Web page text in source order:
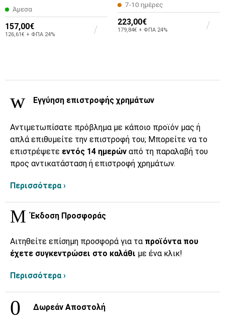
Άμεσα
157,00€
126,61€ + ΦΠΑ 24%
7-10 ημέρες
223,00€
179,84€ + ΦΠΑ 24%
Εγγύηση επιστροφής χρημάτων
Αντιμετωπίσατε πρόβλημα με κάποιο προϊόν μας ή
απλά επιθυμείτε την επιστροφή του; Μπορείτε να το
επιστρέψετε εντός 14 ημερών από τη παραλαβή του
προς αντικατάσταση ή επιστροφή χρημάτων.
Περισσότερα ›
Έκδοση Προσφοράς
Αιτηθείτε επίσημη προσφορά για τα προϊόντα που
έχετε συγκεντρώσει στο καλάθι με ένα κλικ!
Περισσότερα ›
Δωρεάν Αποστολή